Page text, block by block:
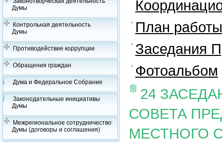
Думы
Контрольная деятельность
Думы
Противодействие коррупции
Обращения граждан
Дума и Федеральное Собрание
Законодательные инициативы
Думы
Межрегиональное сотрудничество
Думы (договоры и соглашения)
План
Заседания
Фотоальбом
24
СОВЕТА
МЕСТНОГО